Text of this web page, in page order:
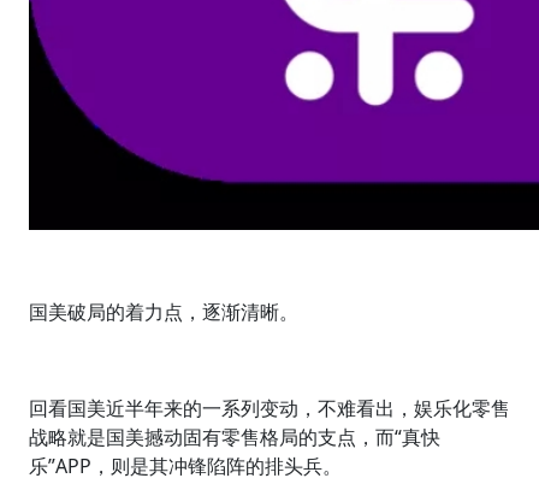
国美破局的着力点，逐渐清晰。
回看国美近半年来的一系列变动，不难看出，娱乐化零售
战略就是国美撼动固有零售格局的支点，而“真快
乐”APP，则是其冲锋陷阵的排头兵。